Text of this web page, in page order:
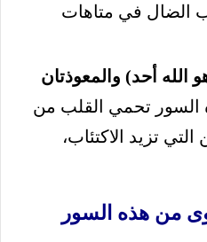
الضال في متاهات
أحد) والمعوذتان
السور تحمي القلب من
تزيد الاكتئاب،
من هذه السور